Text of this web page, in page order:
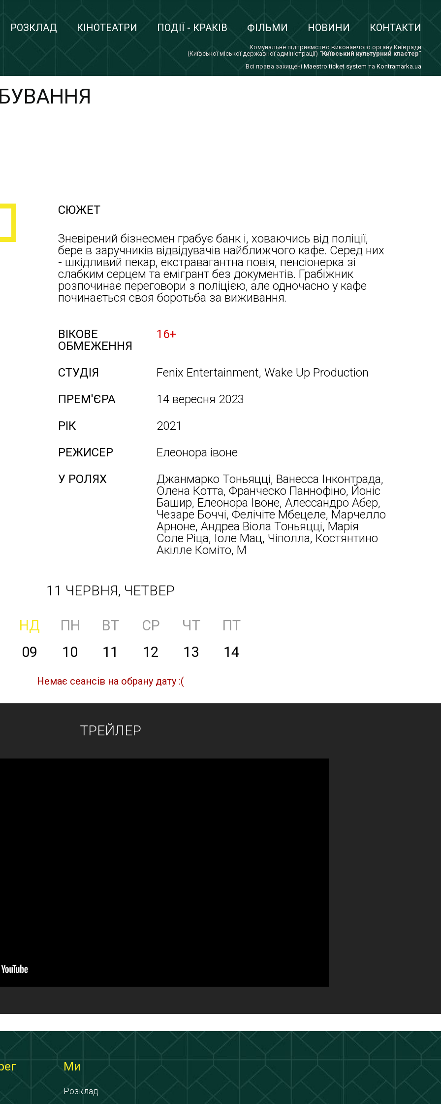
РОЗКЛАД КІНОТЕАТРИ ПОДІЇ - КРАКІВ ФІЛЬМИ НОВИНИ КОНТАКТИ
Комунальне підприємство виконавчого органу Київради
(Київської міської державної адміністрації) "Київський культурний кластер"
Всi права захищенi Maestro ticket system та Kontramarka.ua
СЮЖЕТ
Зневірений бізнесмен грабує банк і, ховаючись від поліції,
бере в заручників відвідувачів найближчого кафе. Серед них
- шкідливий пекар, екстравагантна повія, пенсіонерка зі
слабким серцем та емігрант без документів. Грабіжник
розпочинає переговори з поліцією, але одночасно у кафе
починається своя боротьба за виживання.
ВІКОВЕ
ОБМЕЖЕННЯ
16+
СТУДІЯ
Fenix Entertainment, Wake Up Production
ПРЕМ'ЄРА
14 вересня 2023
РІК
2021
РЕЖИСЕР
Елеонора івоне
У РОЛЯХ
Джанмарко Тоньяцці, Ванесса Інконтрада,
Олена Котта, Франческо Паннофіно, Йоніс
Башир, Елеонора Івоне, Алессандро Абер,
Чезаре Боччі, Фелічіте Мбецеле, Марчелло
Арноне, Андреа Віола Тоньяцці, Марія
Соле Ріца, Іоле Мац, Чіполла, Костянтино
Акілле Коміто, М
11 ЧЕРВНЯ, ЧЕТВЕР
НД ПН ВТ СР ЧТ
ПТ
09 10 11 12 13 14
Немає сеансів на обрану дату :(
ТРЕЙЛЕР
Ми
Розклад